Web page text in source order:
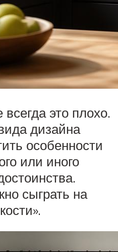
это плохо.
дизайна
особенности
или иного
сыграть на